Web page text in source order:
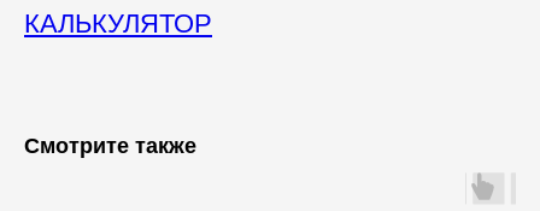
КАЛЬКУЛЯТОР
Смотрите также